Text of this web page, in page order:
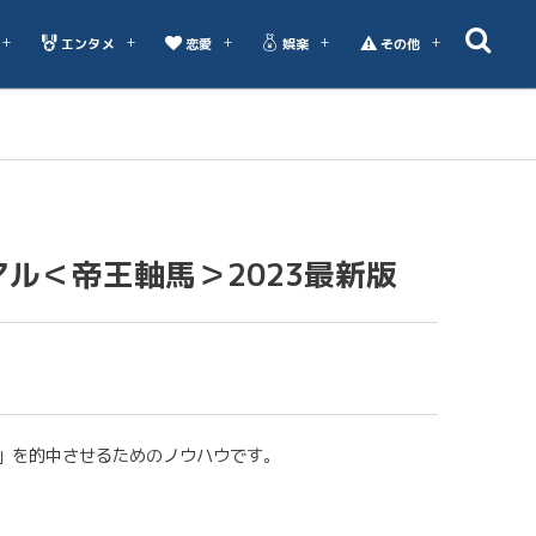
エンタメ 恋愛 娯楽 その他
＜帝王軸馬＞2023最新版
的中させるためのノウハウです。